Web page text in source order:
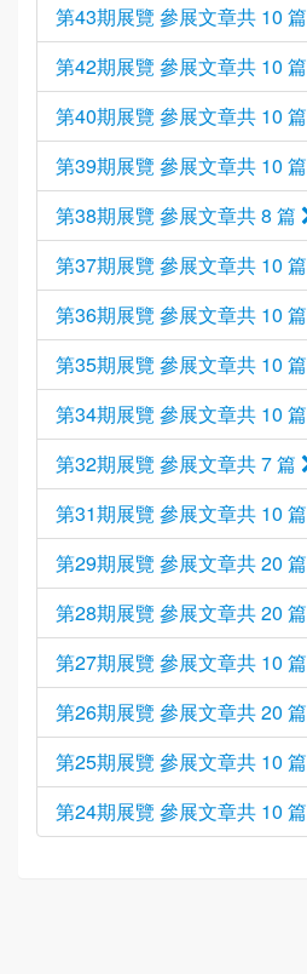
第43期展覽 參展文章共 10 篇
第42期展覽 參展文章共 10 篇
第40期展覽 參展文章共 10 篇
第39期展覽 參展文章共 10 篇
第38期展覽 參展文章共 8 篇
第37期展覽 參展文章共 10 篇
第36期展覽 參展文章共 10 篇
第35期展覽 參展文章共 10 篇
第34期展覽 參展文章共 10 篇
第32期展覽 參展文章共 7 篇
第31期展覽 參展文章共 10 篇
第29期展覽 參展文章共 20 篇
第28期展覽 參展文章共 20 篇
第27期展覽 參展文章共 10 篇
第26期展覽 參展文章共 20 篇
第25期展覽 參展文章共 10 篇
第24期展覽 參展文章共 10 篇